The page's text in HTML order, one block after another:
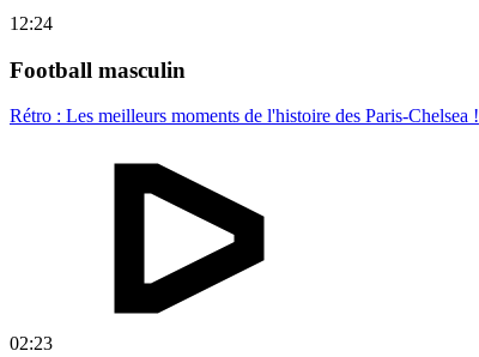
12:24
Football masculin
Rétro : Les meilleurs moments de l'histoire des Paris-Chelsea !
02:23